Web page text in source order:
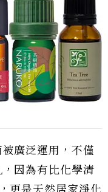
廣泛運用，不僅
因為有比化學清